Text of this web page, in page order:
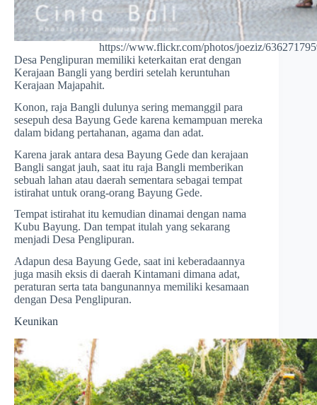
https://www.flickr.com/photos/joeziz/
Desa Penglipuran memiliki keterkaitan erat dengan
Kerajaan Bangli yang berdiri setelah keruntuhan
Kerajaan Majapahit.
Konon, raja Bangli dulunya sering memanggil para
sesepuh desa Bayung Gede karena kemampuan mereka
dalam bidang pertahanan, agama dan adat.
Karena jarak antara desa Bayung Gede dan kerajaan
Bangli sangat jauh, saat itu raja Bangli memberikan
sebuah lahan atau daerah sementara sebagai tempat
istirahat untuk orang-orang Bayung Gede.
Tempat istirahat itu kemudian dinamai dengan nama
Kubu Bayung. Dan tempat itulah yang sekarang
menjadi Desa Penglipuran.
Adapun desa Bayung Gede, saat ini keberadaannya
juga masih eksis di daerah Kintamani dimana adat,
peraturan serta tata bangunannya memiliki kesamaan
dengan Desa Penglipuran.
Keunikan